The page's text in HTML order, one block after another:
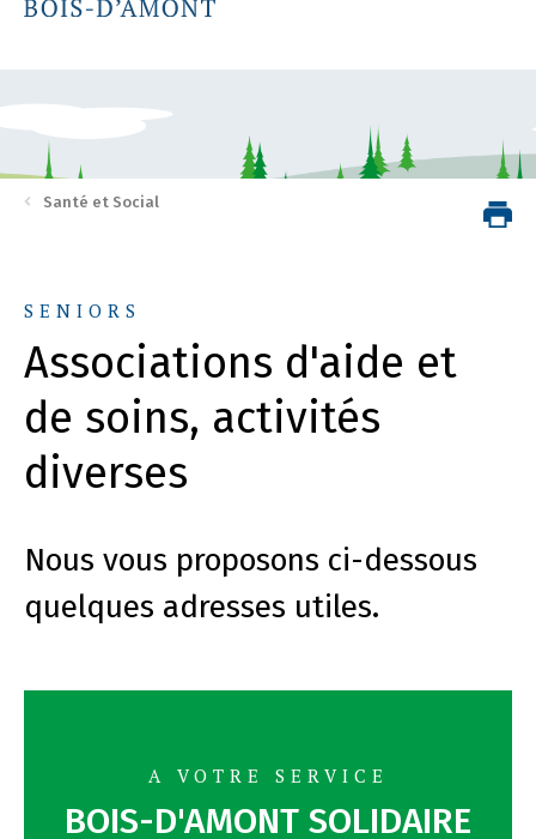
Santé et Social
SENIORS
Associations d'aide et
de soins, activités
diverses
Nous vous proposons ci-dessous
quelques adresses utiles.
A VOTRE SERVICE
BOIS-D'AMONT SOLIDAIRE